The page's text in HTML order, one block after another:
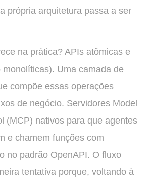
própria arquitetura passa a ser
na prática? APIs atômicas e
Uma camada de
compõe essas operações
de negócio. Servidores Model
(MCP) nativos para que agentes
e chamem funções com
no padrão OpenAPI. O fluxo
tentativa porque, voltando à